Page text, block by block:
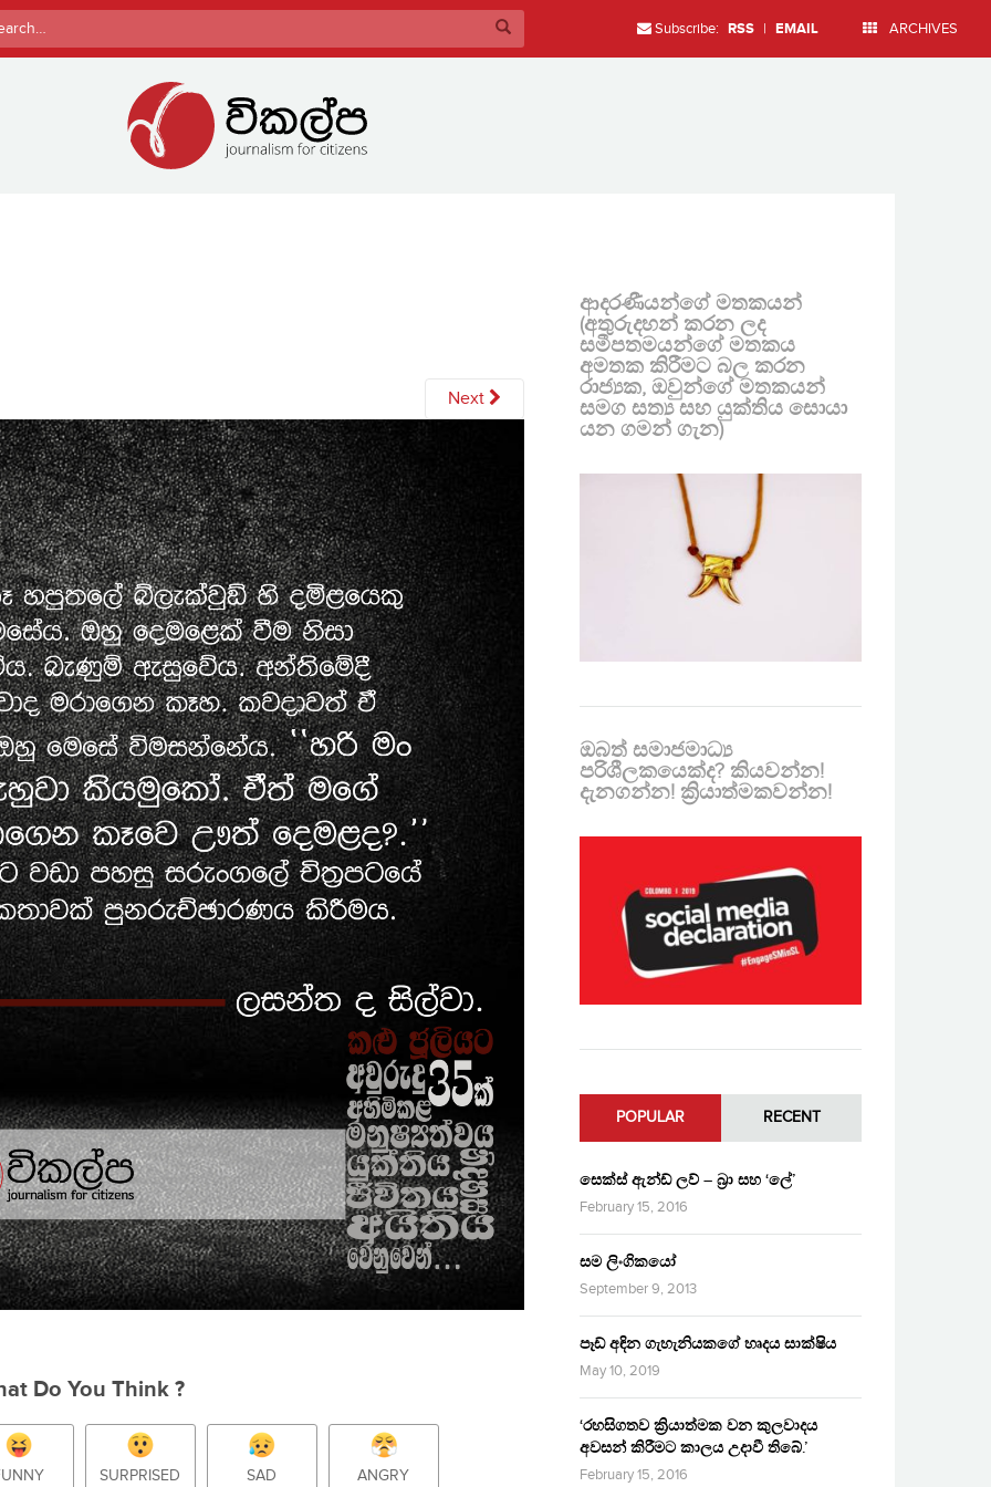
Subscribe: RSS | EMAIL ARCHIVES
Next
Do You Think ?
SURPRISED SAD ANGRY
ආදරණීයන්ගේ මතකයන්
(අතුරුදහන් කරන ලද
සමීපතමයන්ගේ මතකය
අමතක කිරීමට බල කරන
රාජ්‍යක, ඔවුන්ගේ මතකයන්
සමග සත්‍ය සහ යුක්තිය සොයා
යන ගමන් ගැන)
ඔබත් සමාජමාධ්‍ය
පරිශීලකයෙක්ද? කියවන්න!
දැනගන්න! ක්‍රියාත්මකවන්න!
POPULAR RECENT
සෙක්ස් ඇන්ඩ් ලව් – බ්‍රා සහ ‘ලේ’
February 15, 2016
සම ලිංගිකයෝ
September 9, 2013
පෑඩ් අඳින ගැහැනියකගේ හෘදය සාක්ෂිය
May 10, 2019
‘රහසිගතව ක්‍රියාත්මක වන කුලවාදය
අවසන් කිරීමට කාලය උදාවී තිබේ.’
February 15, 2016